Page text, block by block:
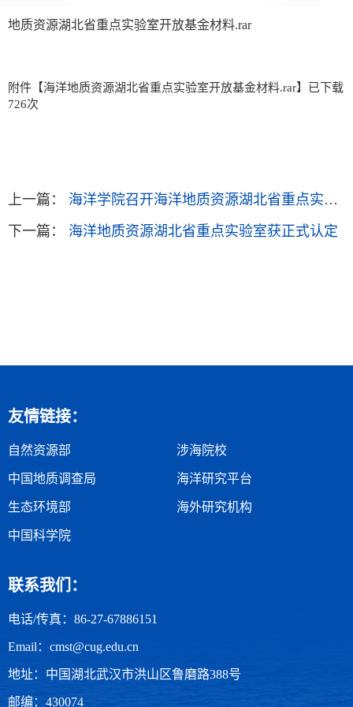
地质资源湖北省重点实验室开放基金材料.rar
附件【海洋地质资源湖北省重点实验室开放基金材料.rar】已下载
726次
上一篇：
海洋学院召开海洋地质资源湖北省重点实验室2021年学术年会暨第一届“双湖论坛”学术交流会
下一篇：
海洋地质资源湖北省重点实验室获正式认定
友情链接：
自然资源部 涉海院校
中国地质调查局 海洋研究平台
生态环境部 海外研究机构
中国科学院
联系我们：
电话/传真：86-27-67886151
Email：cmst@cug.edu.cn
地址：中国湖北武汉市洪山区鲁磨路388号
邮编：430074